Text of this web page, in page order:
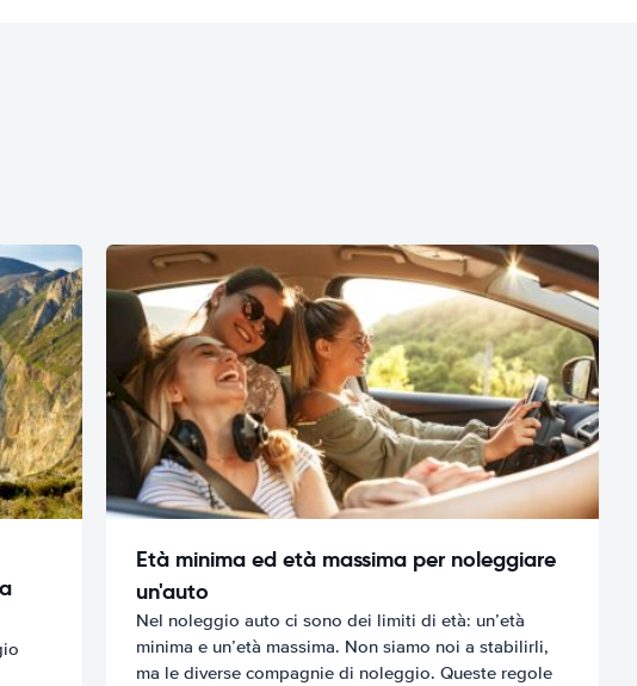
Età minima ed età massima per noleggiare
un'auto
Nel noleggio auto ci sono dei limiti di età: un’età
minima e un’età massima. Non siamo noi a stabilirli,
ma le diverse compagnie di noleggio. Queste regole